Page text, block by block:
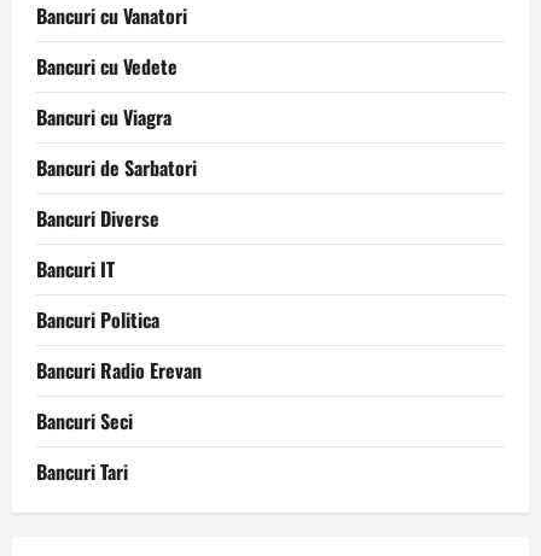
Bancuri cu Vanatori
Bancuri cu Vedete
Bancuri cu Viagra
Bancuri de Sarbatori
Bancuri Diverse
Bancuri IT
Bancuri Politica
Bancuri Radio Erevan
Bancuri Seci
Bancuri Tari